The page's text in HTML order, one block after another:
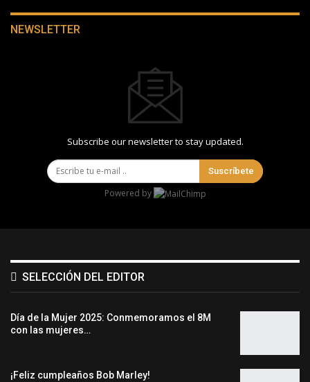
NEWSLETTER
Subscribe our newsletter to stay updated.
Suscríbete
Powered by
SELECCIÓN DEL EDITOR
Día de la Mujer 2025: Conmemoramos el 8M
con las mujeres…
¡Feliz cumpleaños Bob Marley!